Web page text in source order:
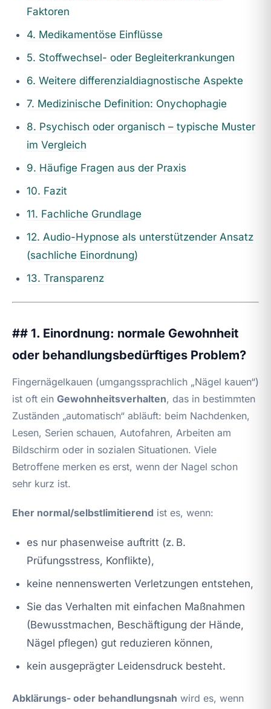
Faktoren
4. Medikamentöse Einflüsse
5. Stoffwechsel- oder Begleiterkrankungen
6. Weitere differenzialdiagnostische Aspekte
7. Medizinische Definition: Onychophagie
8. Psychisch oder organisch – typische Muster
im Vergleich
9. Häufige Fragen aus der Praxis
10. Fazit
11. Fachliche Grundlage
12. Audio-Hypnose als unterstützender Ansatz
(sachliche Einordnung)
13. Transparenz
## 1. Einordnung: normale Gewohnheit
oder behandlungsbedürftiges Problem?
Fingernägelkauen (umgangssprachlich „Nägel kauen“)
ist oft ein Gewohnheitsverhalten, das in bestimmten
Zuständen „automatisch“ abläuft: beim Nachdenken,
Lesen, Serien schauen, Autofahren, Arbeiten am
Bildschirm oder in sozialen Situationen. Viele
Betroffene merken es erst, wenn der Nagel schon
sehr kurz ist.
Eher normal/selbstlimitierend ist es, wenn:
es nur phasenweise auftritt (z. B.
Prüfungsstress, Konflikte),
keine nennenswerten Verletzungen entstehen,
Sie das Verhalten mit einfachen Maßnahmen
(Bewusstmachen, Beschäftigung der Hände,
Nägel pflegen) gut reduzieren können,
kein ausgeprägter Leidensdruck besteht.
Abklärungs- oder behandlungsnah wird es, wenn